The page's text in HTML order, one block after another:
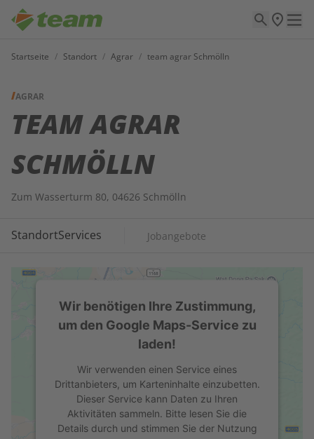
Startseite / Standort / Agrar / team agrar Schmölln
AGRAR
TEAM AGRAR
SCHMÖLLN
Zum Wasserturm 80, 04626 Schmölln
StandortServices Jobangebote
Wir benötigen Ihre Zustimmung,
um den Google Maps-Service zu
laden!
Wir verwenden einen Service eines
Drittanbieters, um Karteninhalte einzubetten.
Dieser Service kann Daten zu Ihren
Aktivitäten sammeln. Bitte lesen Sie die
Details durch und stimmen Sie der Nutzung